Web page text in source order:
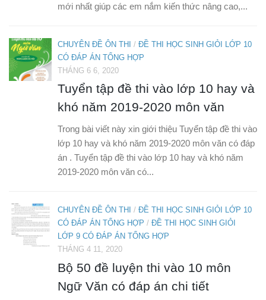
mới nhất giúp các em nắm kiến thức nâng cao,...
CHUYÊN ĐỀ ÔN THI / ĐỀ THI HỌC SINH GIỎI LỚP 10
CÓ ĐÁP ÁN TỔNG HỢP
THÁNG 6 6, 2020
Tuyển tập đề thi vào lớp 10 hay và
khó năm 2019-2020 môn văn
Trong bài viết này xin giới thiệu Tuyển tập đề thi vào
lớp 10 hay và khó năm 2019-2020 môn văn có đáp
án . Tuyển tập đề thi vào lớp 10 hay và khó năm
2019-2020 môn văn có...
CHUYÊN ĐỀ ÔN THI / ĐỀ THI HỌC SINH GIỎI LỚP 10
CÓ ĐÁP ÁN TỔNG HỢP / ĐỀ THI HỌC SINH GIỎI
LỚP 9 CÓ ĐÁP ÁN TỔNG HỢP
THÁNG 4 11, 2020
Bộ 50 đề luyện thi vào 10 môn
Ngữ Văn có đáp án chi tiết